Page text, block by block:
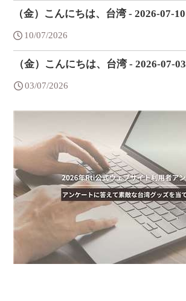
（金）こんにちは、台湾 - 2026-07-10
10/07/2026
（金）こんにちは、台湾 - 2026-07-03
03/07/2026